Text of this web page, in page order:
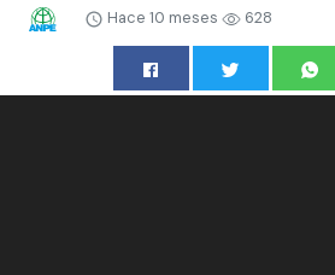
Hace 10 meses 628